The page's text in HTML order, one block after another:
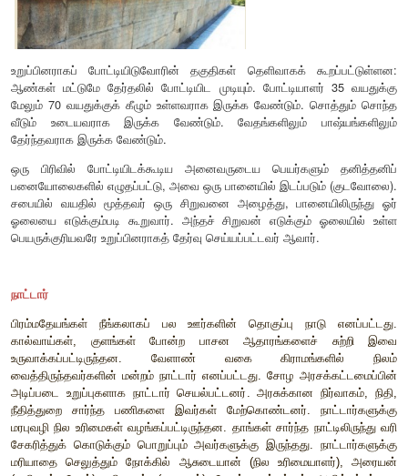
உள்ளாட்சி அமைப்பு
சோழர் காலத்தில் பல்வேறு உள்ளாட்சிக் குழுக்கள் சிறப்பாக
அவை, ஊரார், சபையார், நகரத்தார், நாட்டார் ஆகியவை
ஆகும். இவை ஒப்பீட்டளவில் தன்னாட்சி உரிமை
இந்த அடித்தளத்தின் மீதுதான் சோழப் பேரரசு
ஊரார்
வேளாண்மை விரிவாக்கத்தைத் தொடர்ந்து
குடியிருப்புகள் அதிகளவில் தோன்றின. அவை ‘ஊர்’ என
அந்த ஊர்களில் நிலஉடமையாளர்களே ஊரின் பிரதிநிதிகளாகச்
குளங்களின் பராமரிப்பையும் இவ்வூரார் மேற்கொண்டனர்.
கவனித்துக்கொண்டார்கள். இவை தவிர, வரி உள்ளிட்ட
வசூலிப்பது, சட்ட ஒழுங்கைப் பாதுகாப்பது,
நிறைவேற்றுவது ஆகிய நிர்வாகப் பொறுப்புகளையும் இவர்கள்
சபையார்
ஊர் என்பது நில உடைமை சார்ந்தோரின் குடியிருப்பு ஆகும்.
கிராமம் என அழைக்கப்பட்டது, பிரம்மதேயம் என்பது